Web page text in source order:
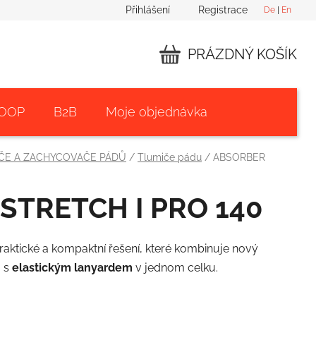
De| En
Přihlášení Registrace
KOŠÍK
PRÁZDNÝ KOŠÍK
B2B Moje objednávka
A ZACHYCOVAČE PÁDŮ / Tlumiče pádu / ABSORBER
I PRO 140
a kompaktní řešení, které kombinuje nový
s elastickým lanyardem v jednom celku.